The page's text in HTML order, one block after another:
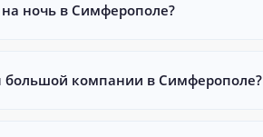
ночь в Симферополе?
большой компании в Симферополе?